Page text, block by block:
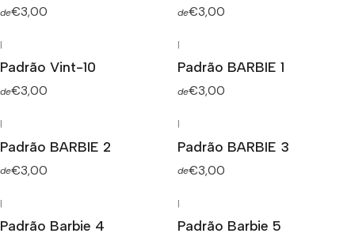
de€3,00 de€3,00
|
Padrão Vint-10
de€3,00
|
Padrão BARBIE 1
de€3,00
|
Padrão BARBIE 2
de€3,00
|
Padrão BARBIE 3
de€3,00
|
Padrão Barbie 4
|
Padrão Barbie 5